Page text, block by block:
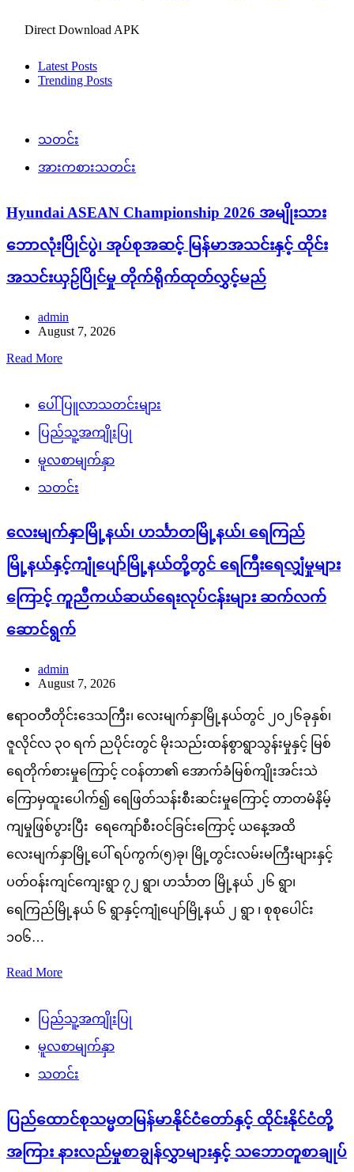
သတင်း
ဘောလုံးပြိုင်ပွဲ၊ အုပ်စုအဆင့် မြန်မာအသင်းနှင့် ထိုင်း
အသင်းယှဉ်ပြိုင်မှု တိုက်ရိုက်ထုတ်လွှင့်မည်
August 7, 2026
Read More
ပေါ်ပြူလာသတင်းများ
ပြည်သူ့အကျိုးပြု
လေးမျက်နှာမြို့နယ်၊ ဟင်္သာတမြို့နယ်၊ ရေကြည်
မြို့နယ်နှင့်ကျုံပျော်မြို့နယ်တို့တွင် ရေကြီးရေလျှံမှုများ
ကြောင့် ကူညီကယ်ဆယ်ရေးလုပ်ငန်းများ ဆက်လက်
admin
August 7, 2026
ဧရာဝတီတိုင်းဒေသကြီး၊ လေးမျက်နှာမြို့နယ်တွင် ၂၀၂၆ခုနှစ်၊
ဇူလိုင်လ ၃၀ ရက် ညပိုင်းတွင် မိုးသည်းထန်စွာရွာသွန်းမှုနှင့် မြစ်
ကြောမှထူးပေါက်၍ ရေဖြတ်သန်းစီးဆင်းမှုကြောင့် တာတမံနိမ့်
ကျမှုဖြစ်ပွားပြီး ရေကျော်စီးဝင်ခြင်းကြောင့် ယနေ့အထိ
လေးမျက်နှာမြို့ပေါ် ရပ်ကွက်(၅)ခု၊ မြို့တွင်းလမ်းမကြီးများနှင့်
ပတ်ဝန်းကျင်ကျေးရွာ ၇၂ ရွာ၊ ဟင်္သာတ မြို့နယ် ၂၆ ရွာ၊
ရေကြည်မြို့နယ် ၆ ရွာနှင့်ကျုံပျော်မြို့နယ် ၂ ရွာ ၊ စုစုပေါင်း
၁၀၆…
Read More
ပြည်သူ့အကျိုးပြု
အကြား နားလည်မှုစာချွန်လွှာများနှင့် သဘောတူစာချုပ်
များ အပြန်အလှန်လက်မှတ်ရေးထိုးလဲလှယ်
August 7, 2026
ပြည်ထောင်စုသမ္မတ မြန်မာနိုင်ငံတော်နှင့် ထိုင်းနိုင်ငံတို့အကြား နှစ်